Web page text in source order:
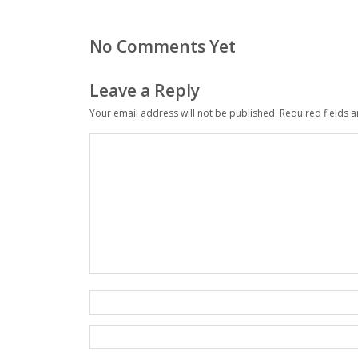
No Comments Yet
Leave a Reply
Your email address will not be published. Required fields